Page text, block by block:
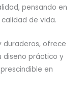
pensando en
de vida.
duraderos, ofrece
diseño práctico y
en